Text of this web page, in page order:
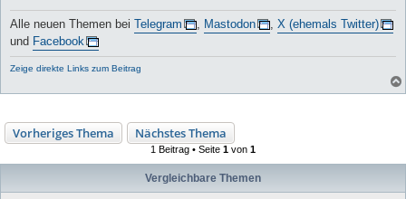
Alle neuen Themen bei Telegram , Mastodon , X (ehemals Twitter)
und Facebook
Zeige direkte Links zum Beitrag
Vorheriges Thema Nächstes Thema
1 Beitrag • Seite 1 von 1
Vergleichbare Themen